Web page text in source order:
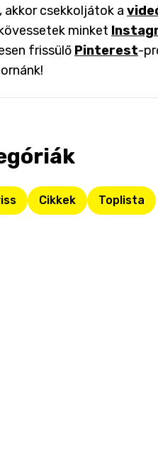
csekkoljátok a
minket
frissülő Pinterest-
Cikkek Toplista